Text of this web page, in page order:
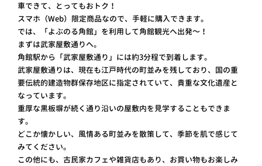
車できて、とってもおトク！
スマホ（Web）限定商品なので、手軽に購入できます。
では、「よぶのる角館」を利用して角館観光へ出発～！
まずは武家屋敷通りへ。
角館駅から「武家屋敷通り」には約3分程で到着します。
武家屋敷通りは、現在も江戸時代の町並みを残しており、国の重
要伝統的建造物群保存地区に指定されていて、貴重な文化遺産と
なっています。
重厚な黒板塀が続く通り沿いの屋敷内を見学することもできま
す。
どこか懐かしい、風情ある町並みを散策して、季節を肌で感じて
みてください。
この他にも、古民家カフェや雑貨店もあり、お買い物もお楽しみ